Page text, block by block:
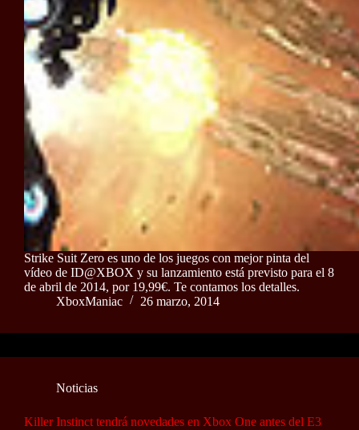
Strike Suit Zero es uno de los juegos con mejor pinta del
vídeo de ID@XBOX y su lanzamiento está previsto para el 8
de abril de 2014, por 19,99€. Te contamos los detalles.
XboxManiac
26 marzo, 2014
Noticias
Killer Instinct tendrá novedades en Xbox One antes del E3